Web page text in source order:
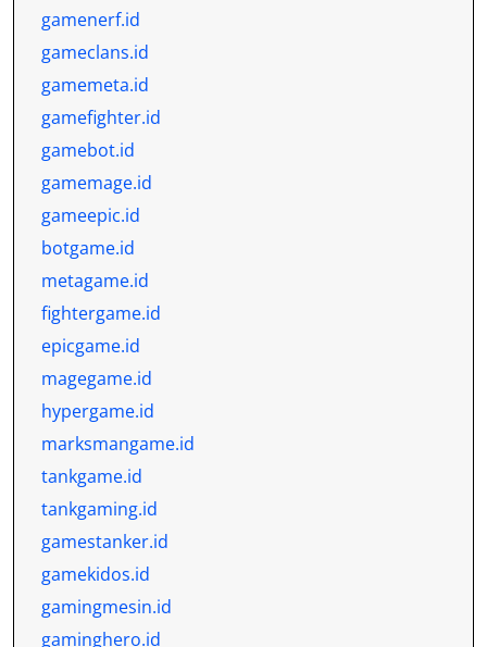
gamenerf.id
gameclans.id
gamemeta.id
gamefighter.id
gamebot.id
gamemage.id
gameepic.id
botgame.id
metagame.id
fightergame.id
epicgame.id
magegame.id
hypergame.id
marksmangame.id
tankgame.id
tankgaming.id
gamestanker.id
gamekidos.id
gamingmesin.id
gaminghero.id